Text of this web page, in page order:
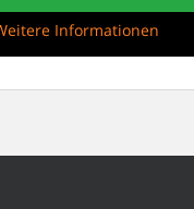
Informationen